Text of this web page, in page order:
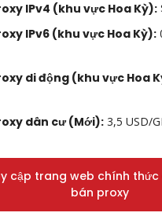
IPv4 (khu vực Hoa Kỳ):
IPv6 (khu vực Hoa Kỳ):
di động (khu vực Hoa
dân cư (Mới):3,5 USD/
cập trang web chính thức
bán proxy